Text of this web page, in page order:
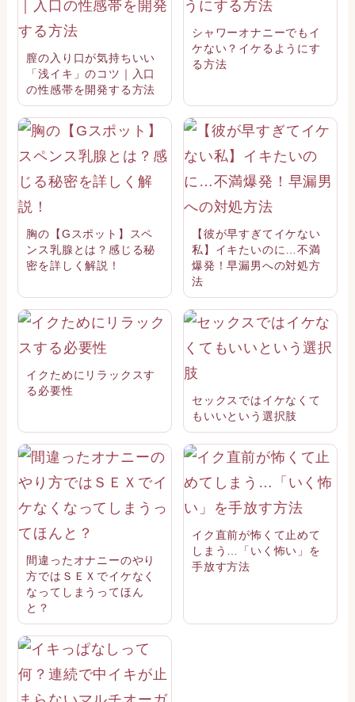
膣の入り口が気持ちいい
「浅イキ」のコツ｜入口
の性感帯を開発する方法
シャワーオナニーでもイ
ケない？イケるようにす
る方法
胸の【Gスポット】スペ
ンス乳腺とは？感じる秘
密を詳しく解説！
【彼が早すぎてイケない
私】イキたいのに…不満
爆発！早漏男への対処方
法
イクためにリラックスす
る必要性
セックスではイケなくて
もいいという選択肢
間違ったオナニーのやり
方ではＳＥＸでイケなく
なってしまうってほん
と？
イク直前が怖くて止めて
しまう…「いく怖い」を
手放す方法